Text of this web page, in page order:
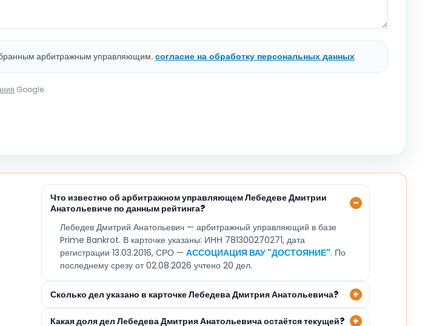
арбитражным управляющим.согласие на обработку персональных данных
Google.
Что известно об арбитражном управляющем Лебедеве Дмитрии
Анатольевиче по данным рейтинга?
Лебедев Дмитрий Анатольевич — арбитражный управляющий в базе
Prime Bankrot. В карточке указаны: ИНН 781300270271, дата
регистрации 13.03.2016, СРО — АССОЦИАЦИЯ ВАУ "ДОСТОЯНИЕ". По
последнему срезу от 02.08.2026 учтено 20 дел.
Сколько дел указано в карточке Лебедева Дмитрия Анатольевича?
Какая доля дел Лебедева Дмитрия Анатольевича остаётся текущей?